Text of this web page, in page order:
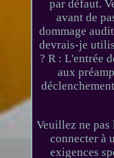
par défaut.
avant de
dommage
devrais-je
? R : L'entrée
aux
Veuillez ne
connecter à
exigences